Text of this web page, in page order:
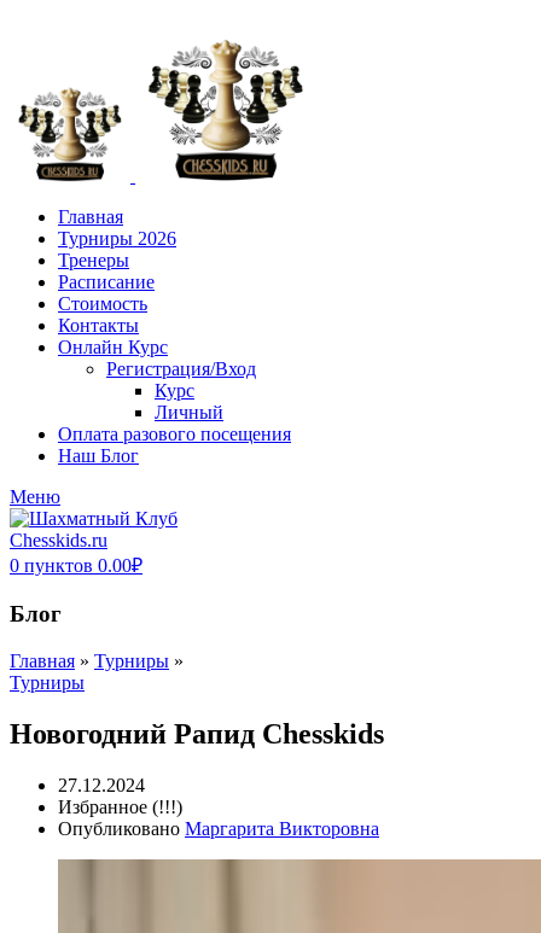
Главная
Турниры 2026
Тренеры
Расписание
Стоимость
Контакты
Онлайн Курс
Регистрация/Вход
Курс
Личный
Оплата разового посещения
Наш Блог
Меню
0 пунктов 0.00₽
Блог
Главная » Турниры »
Турниры
Новогодний Рапид Chesskids
27.12.2024
Избранное (!!!)
Опубликовано Маргарита Викторовна